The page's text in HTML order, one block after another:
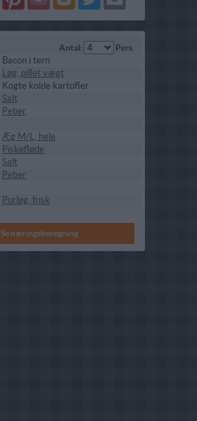
på
via
på
på
Antal: Pers.
Bacon i tern
Løg, pillet vægt
Kogte kolde kartofler
Salt
Peber
Æg M/L, hele
Piskefløde
Salt
Peber
Purløg, frisk
Se næringsberegning